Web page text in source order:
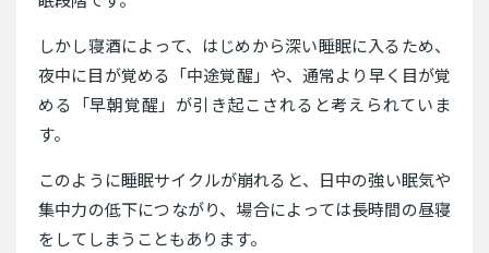
しかし寝酒によって、はじめから深い睡眠に入るため、
夜中に目が覚める「中途覚醒」や、通常より早く目が覚
める「早朝覚醒」が引き起こされると考えられていま
す。
このように睡眠サイクルが崩れると、日中の強い眠気や
集中力の低下につながり、場合によっては長時間の昼寝
をしてしまうこともあります。